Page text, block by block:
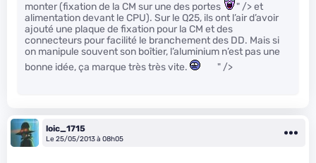
monter (fixation de la CM sur une des portes
" /> et
alimentation devant le CPU). Sur le Q25, ils ont l’air d’avoir
ajouté une plaque de fixation pour la CM et des
connecteurs pour facilité le branchement des DD. Mais si
on manipule souvent son boîtier, l’aluminium n’est pas une
bonne idée, ça marque très très vite.
" />
loic_1715
Le 25/05/2013 à 08h05